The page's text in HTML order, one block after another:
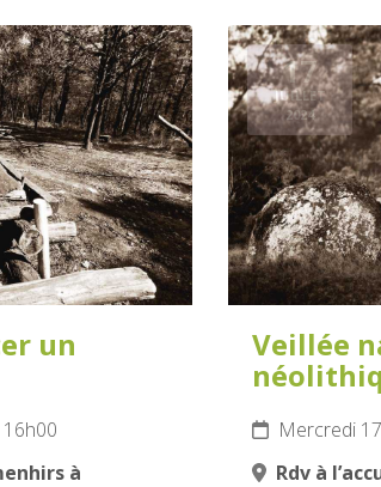
un
à
17
JUILLET
2024
Veillée
Mercredi
Rdv à